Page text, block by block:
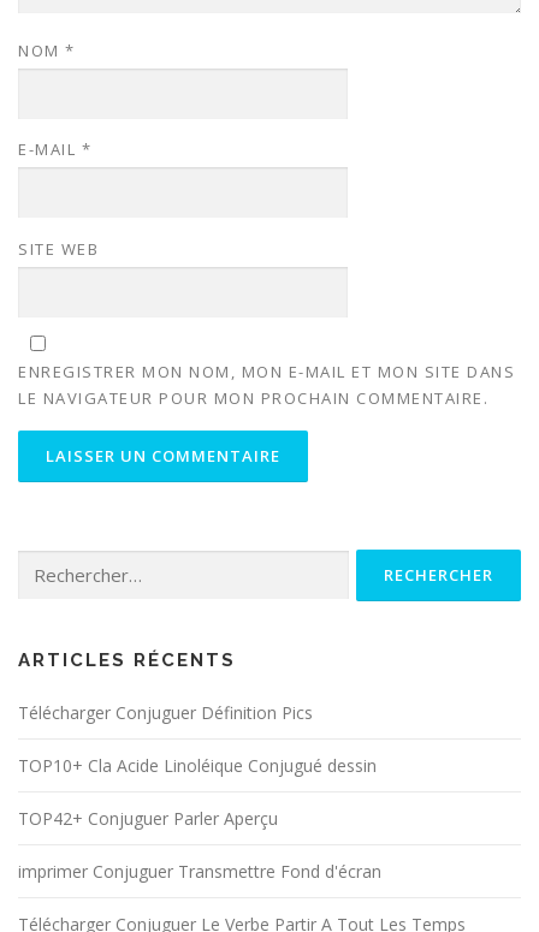
NOM *
E-MAIL *
SITE WEB
ENREGISTRER MON NOM, MON E-MAIL ET MON SITE DANS
LE NAVIGATEUR POUR MON PROCHAIN COMMENTAIRE.
ARTICLES RÉCENTS
Télécharger Conjuguer Définition Pics
TOP10+ Cla Acide Linoléique Conjugué dessin
TOP42+ Conjuguer Parler Aperçu
imprimer Conjuguer Transmettre Fond d'écran
Télécharger Conjuguer Le Verbe Partir A Tout Les Temps